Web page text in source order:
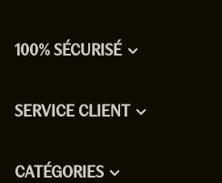
100% SÉCURISÉ
SERVICE CLIENT
CATÉGORIES